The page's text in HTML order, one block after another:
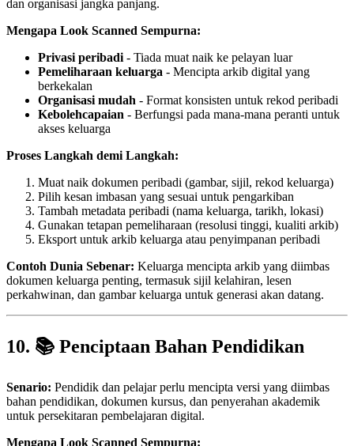
dan organisasi jangka panjang.
Mengapa Look Scanned Sempurna:
Privasi peribadi - Tiada muat naik ke pelayan luar
Pemeliharaan keluarga - Mencipta arkib digital yang
berkekalan
Organisasi mudah - Format konsisten untuk rekod peribadi
Kebolehcapaian - Berfungsi pada mana-mana peranti untuk
akses keluarga
Proses Langkah demi Langkah:
Muat naik dokumen peribadi (gambar, sijil, rekod keluarga)
Pilih kesan imbasan yang sesuai untuk pengarkiban
Tambah metadata peribadi (nama keluarga, tarikh, lokasi)
Gunakan tetapan pemeliharaan (resolusi tinggi, kualiti arkib)
Eksport untuk arkib keluarga atau penyimpanan peribadi
Contoh Dunia Sebenar: Keluarga mencipta arkib yang diimbas
dokumen keluarga penting, termasuk sijil kelahiran, lesen
perkahwinan, dan gambar keluarga untuk generasi akan datang.
10. 📚 Penciptaan Bahan Pendidikan
Senario: Pendidik dan pelajar perlu mencipta versi yang diimbas
bahan pendidikan, dokumen kursus, dan penyerahan akademik
untuk persekitaran pembelajaran digital.
Mengapa Look Scanned Sempurna: